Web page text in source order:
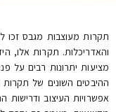
תקרות מעוצבות מגבס זכו
והאדריכלות. תקרות אלו,
מציעות יתרונות רבים על
ההיבטים השונים של
אפשרויות העיצוב